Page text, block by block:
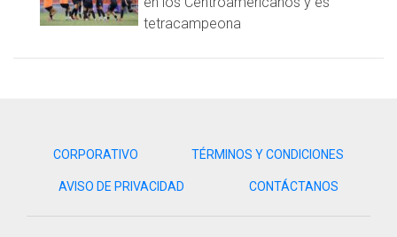
tetracampeona
CORPORATIVO TÉRMINOS Y CONDICIONES
AVISO DE PRIVACIDAD CONTÁCTANOS